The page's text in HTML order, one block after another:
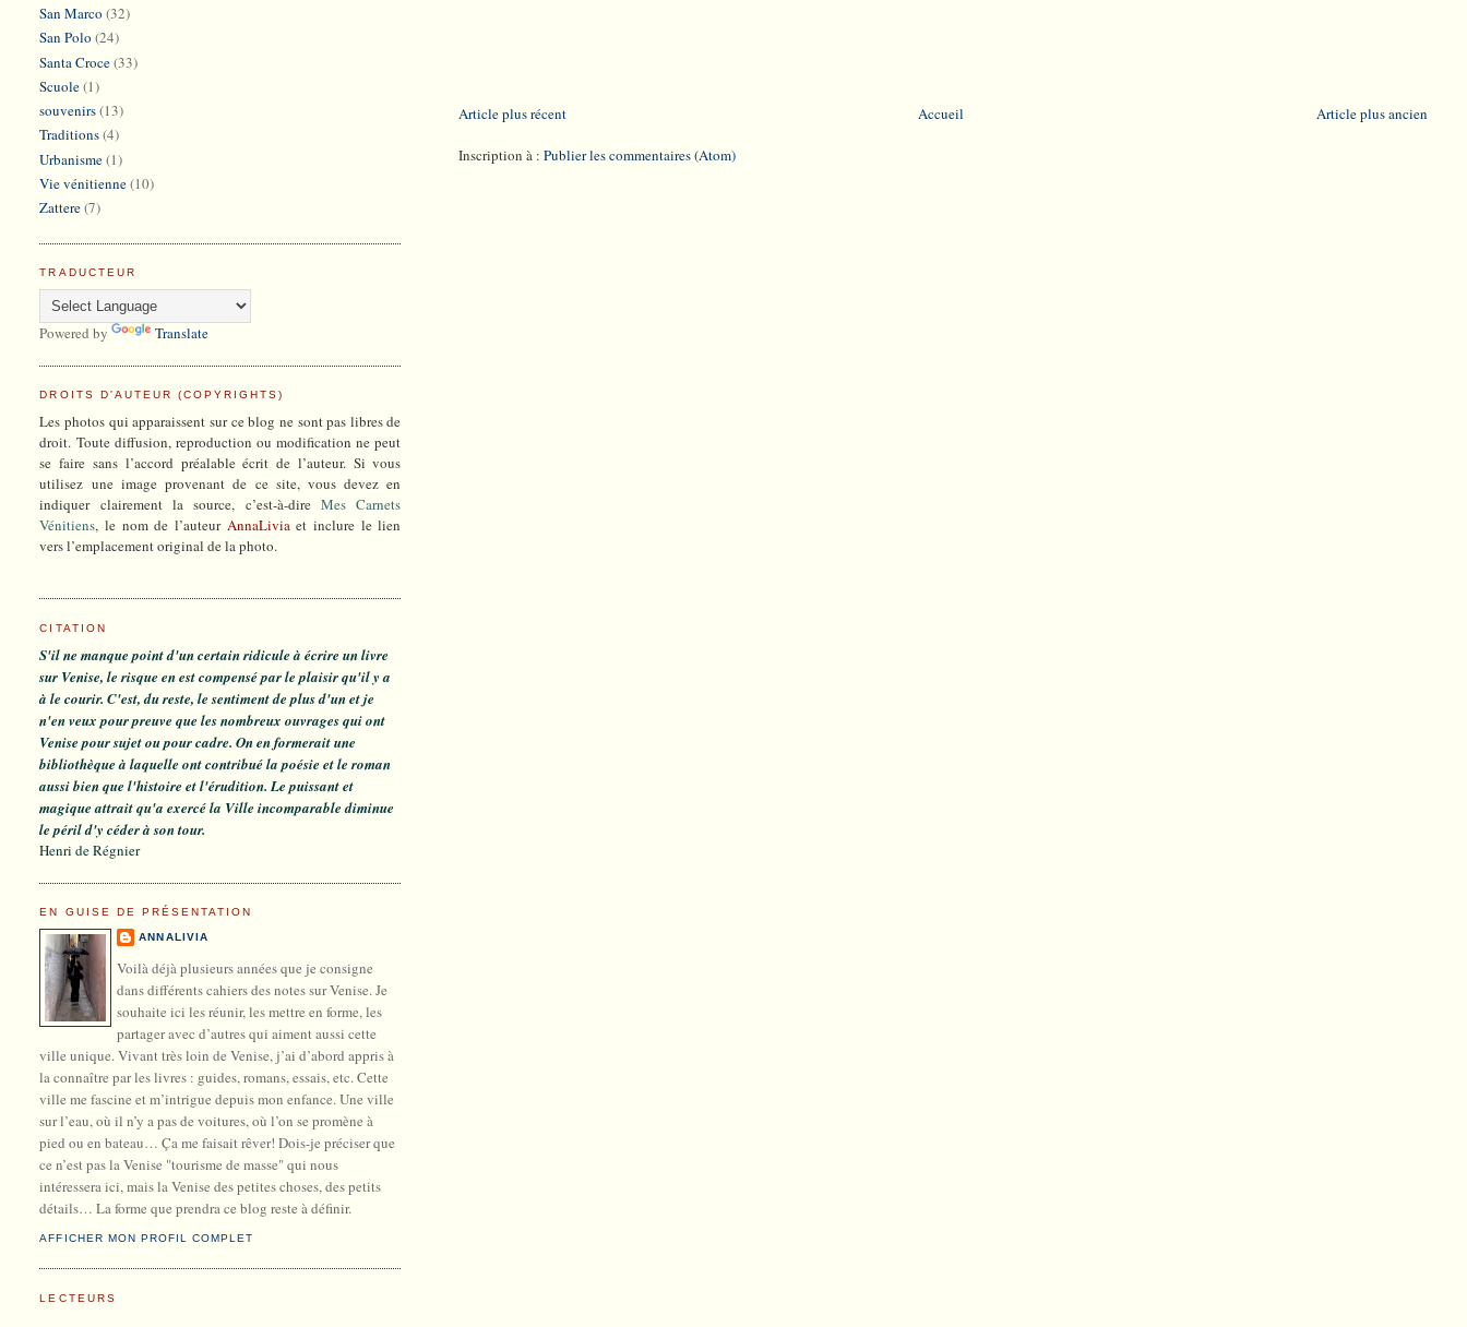
Article plus récent Article plus ancien
Accueil
Inscription à :Publier les commentaires (Atom)
San Marco (32)
San Polo (24)
Santa Croce(33)
Scuole(1)
souvenirs(13)
Traditions(4)
Urbanisme(1)
Vie vénitienne(10)
Zattere(7)
TRADUCTEUR
Powered by Translate
DROITS D'AUTEUR (COPYRIGHTS)
Les photos qui apparaissent sur ce blog ne sont pas libres de
droit. Toute diffusion, reproduction ou modification ne peut
se faire sans l’accord préalable écrit de l’auteur. Si vous
utilisez une image provenant de ce site, vous devez en
indiquer clairement la source, c’est-à-dire Mes Carnets
Vénitiens, le nom de l’auteur AnnaLivia et inclure le lien
vers l’emplacement original de la photo.
CITATION
S'il ne manque point d'un certain ridicule à écrire un livre
sur Venise, le risque en est compensé par le plaisir qu'il y a
à le courir. C'est, du reste, le sentiment de plus d'un et je
n'en veux pour preuve que les nombreux ouvrages qui ont
Venise pour sujet ou pour cadre. On en formerait une
bibliothèque à laquelle ont contribué la poésie et le roman
aussi bien que l'histoire et l'érudition. Le puissant et
magique attrait qu'a exercé la Ville incomparable diminue
le péril d'y céder à son tour.
Henri de Régnier
EN GUISE DE PRÉSENTATION
ANNALIVIA
Voilà déjà plusieurs années que je consigne
dans différents cahiers des notes sur Venise. Je
souhaite ici les réunir, les mettre en forme, les
partager avec d’autres qui aiment aussi cette
ville unique. Vivant très loin de Venise, j’ai d’abord appris à
la connaître par les livres : guides, romans, essais, etc. Cette
ville me fascine et m’intrigue depuis mon enfance. Une ville
sur l’eau, où il n’y a pas de voitures, où l’on se promène à
pied ou en bateau… Ça me faisait rêver! Dois-je préciser que
ce n’est pas la Venise "tourisme de masse" qui nous
intéressera ici, mais la Venise des petites choses, des petits
détails… La forme que prendra ce blog reste à définir.
AFFICHER MON PROFIL COMPLET
LECTEURS